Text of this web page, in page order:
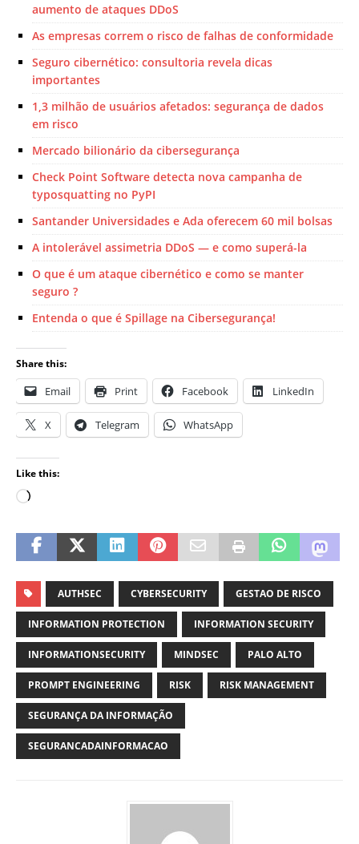
aumento de ataques DDoS
As empresas correm o risco de falhas de conformidade
Seguro cibernético: consultoria revela dicas
importantes
1,3 milhão de usuários afetados: segurança de dados
em risco
Mercado bilionário da cibersegurança
Check Point Software detecta nova campanha de
typosquatting no PyPI
Santander Universidades e Ada oferecem 60 mil bolsas
A intolerável assimetria DDoS — e como superá-la
O que é um ataque cibernético e como se manter
seguro ?
Entenda o que é Spillage na Cibersegurança!
Share this:
Email Print Facebook LinkedIn
X Telegram WhatsApp
Like this:
AUTHSEC CYBERSECURITY GESTAO DE RISCO
INFORMATION PROTECTION INFORMATION SECURITY
INFORMATIONSECURITY MINDSEC PALO ALTO
PROMPT ENGINEERING RISK RISK MANAGEMENT
SEGURANÇA DA INFORMAÇÃO
SEGURANCADAINFORMACAO